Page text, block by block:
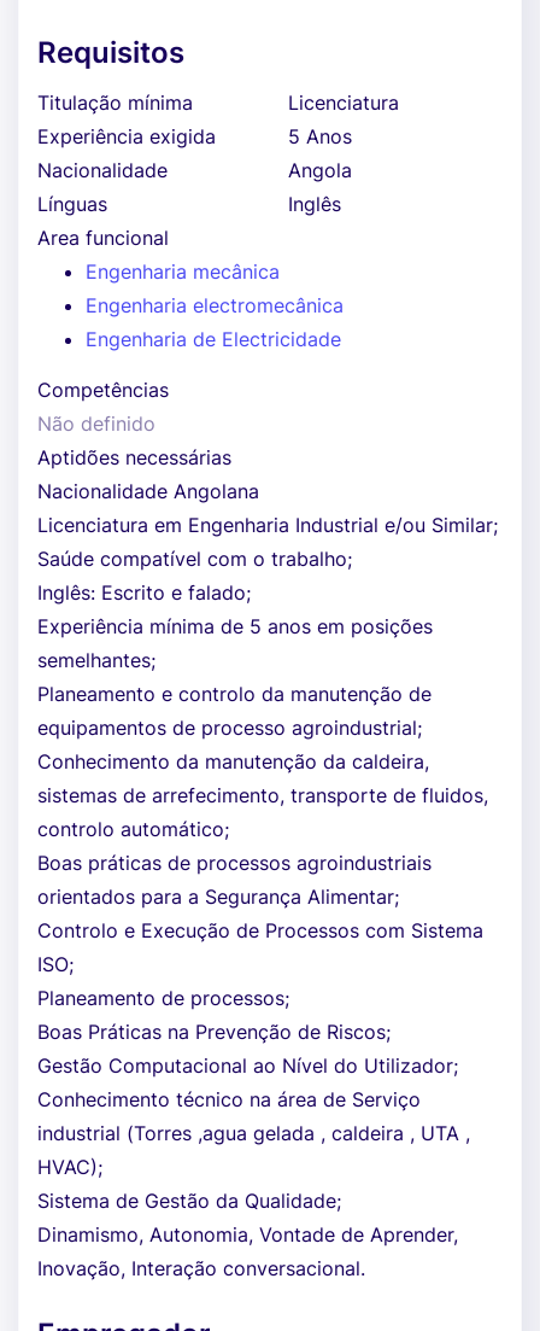
Requisitos
Titulação mínima
Licenciatura
Experiência exigida
5 Anos
Nacionalidade
Angola
Línguas
Inglês
Area funcional
Engenharia mecânica
Engenharia electromecânica
Engenharia de Electricidade
Competências
Não definido
Aptidões necessárias
Nacionalidade Angolana
Licenciatura em Engenharia Industrial e/ou Similar;
Saúde compatível com o trabalho;
Inglês: Escrito e falado;
Experiência mínima de 5 anos em posições
semelhantes;
Planeamento e controlo da manutenção de
equipamentos de processo agroindustrial;
Conhecimento da manutenção da caldeira,
sistemas de arrefecimento, transporte de fluidos,
controlo automático;
Boas práticas de processos agroindustriais
orientados para a Segurança Alimentar;
Controlo e Execução de Processos com Sistema
ISO;
Planeamento de processos;
Boas Práticas na Prevenção de Riscos;
Gestão Computacional ao Nível do Utilizador;
Conhecimento técnico na área de Serviço
industrial (Torres ,agua gelada , caldeira , UTA ,
HVAC);
Sistema de Gestão da Qualidade;
Dinamismo, Autonomia, Vontade de Aprender,
Inovação, Interação conversacional.